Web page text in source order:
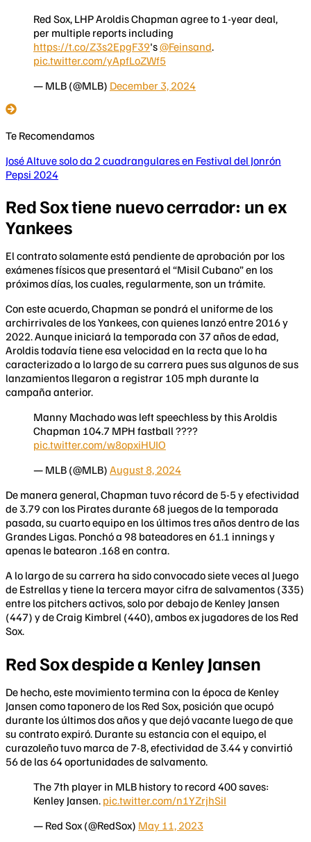
Red Sox, LHP Aroldis Chapman agree to 1-year deal,
per multiple reports including
https://t.co/Z3s2EpgF39's@Feinsand.
pic.twitter.com/yApfLoZWf5
— MLB (@MLB) December 3, 2024
Te Recomendamos
José Altuve solo da 2 cuadrangulares en Festival del Jonrón
Pepsi 2024
Red Sox tiene nuevo cerrador: un ex
Yankees
El contrato solamente está pendiente de aprobación por los
exámenes físicos que presentará el “Misil Cubano” en los
próximos días, los cuales, regularmente, son un trámite.
Con este acuerdo, Chapman se pondrá el uniforme de los
archirrivales de los Yankees, con quienes lanzó entre 2016 y
2022. Aunque iniciará la temporada con 37 años de edad,
Aroldis todavía tiene esa velocidad en la recta que lo ha
caracterizado a lo largo de su carrera pues sus algunos de sus
lanzamientos llegaron a registrar 105 mph durante la
campaña anterior.
Manny Machado was left speechless by this Aroldis
Chapman 104.7 MPH fastball ????
pic.twitter.com/w8opxiHUIO
— MLB (@MLB) August 8, 2024
De manera general, Chapman tuvo récord de 5-5 y efectividad
de 3.79 con los Pirates durante 68 juegos de la temporada
pasada, su cuarto equipo en los últimos tres años dentro de las
Grandes Ligas. Ponchó a 98 bateadores en 61.1 innings y
apenas le batearon .168 en contra.
A lo largo de su carrera ha sido convocado siete veces al Juego
de Estrellas y tiene la tercera mayor cifra de salvamentos (335)
entre los pitchers activos, solo por debajo de Kenley Jansen
(447) y de Craig Kimbrel (440), ambos ex jugadores de los Red
Sox.
Red Sox despide a Kenley Jansen
De hecho, este movimiento termina con la época de Kenley
Jansen como taponero de los Red Sox, posición que ocupó
durante los últimos dos años y que dejó vacante luego de que
su contrato expiró. Durante su estancia con el equipo, el
curazoleño tuvo marca de 7-8, efectividad de 3.44 y convirtió
56 de las 64 oportunidades de salvamento.
The 7th player in MLB history to record 400 saves:
Kenley Jansen. pic.twitter.com/n1YZrjhSiI
— Red Sox (@RedSox) May 11, 2023